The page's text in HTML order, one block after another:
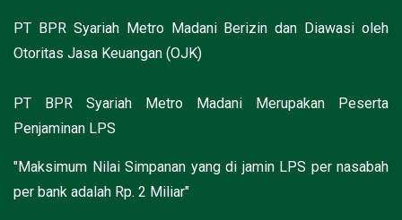
PT BPR Syariah Metro Madani Berizin dan Diawasi oleh
Otoritas Jasa Keuangan (OJK)
PT BPR Syariah Metro Madani Merupakan Peserta
Penjaminan LPS
"Maksimum Nilai Simpanan yang di jamin LPS per nasabah
per bank adalah Rp. 2 Miliar"